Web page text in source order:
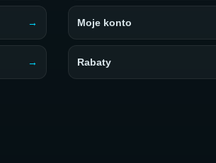
Moje konto
Rabaty